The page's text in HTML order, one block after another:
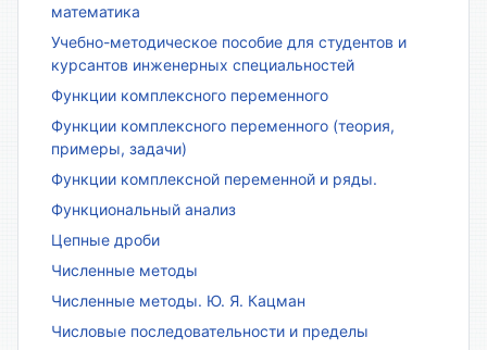
математика
Учебно-методическое пособие для студентов и
курсантов инженерных специальностей
Функции комплексного переменного
Функции комплексного переменного (теория,
примеры, задачи)
Функции комплексной переменной и ряды.
Функциональный анализ
Цепные дроби
Численные методы
Численные методы. Ю. Я. Кацман
Числовые последовательности и пределы